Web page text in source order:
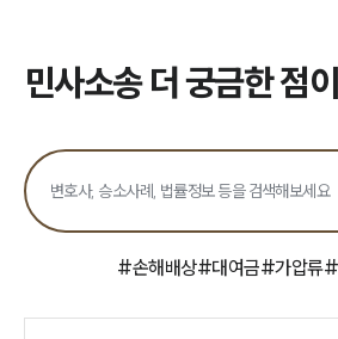
민사그룹 업무
전체
구성원 소개
손해배상 · 민사전문
민사소송 더 궁금한 점
#손해배상#대여금#가압류#